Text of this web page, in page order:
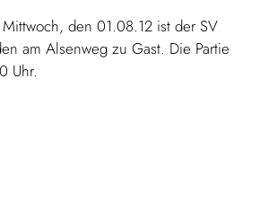
den 01.08.12 ist der SV
am Alsenweg zu Gast. Die Partie
Uhr.